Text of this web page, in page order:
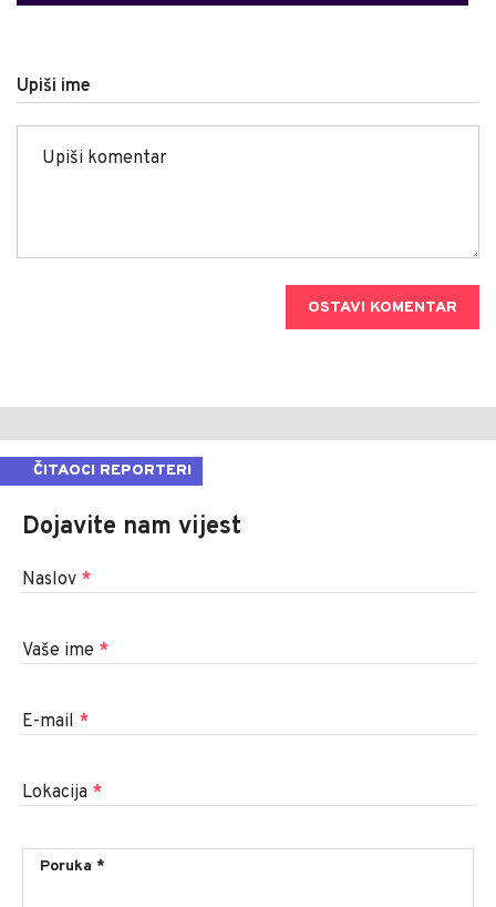
Upiši ime
OSTAVI KOMENTAR
ČITAOCI REPORTERI
Dojavite nam vijest
Naslov *
Vaše ime *
E-mail *
Lokacija *